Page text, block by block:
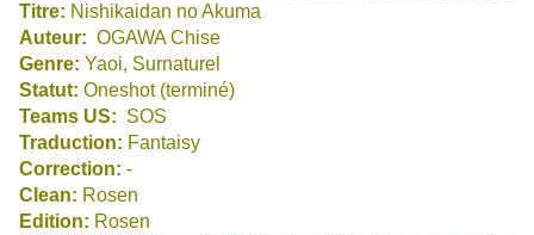
Titre: Nishikaidan no Akuma
Auteur: OGAWA Chise
Genre: Yaoi, Surnaturel
Statut: Oneshot (terminé)
Teams US: SOS
Traduction: Fantaisy
Correction: -
Clean: Rosen
Edition: Rosen